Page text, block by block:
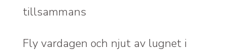
tillsammans
Fly vardagen och njut av lugnet i